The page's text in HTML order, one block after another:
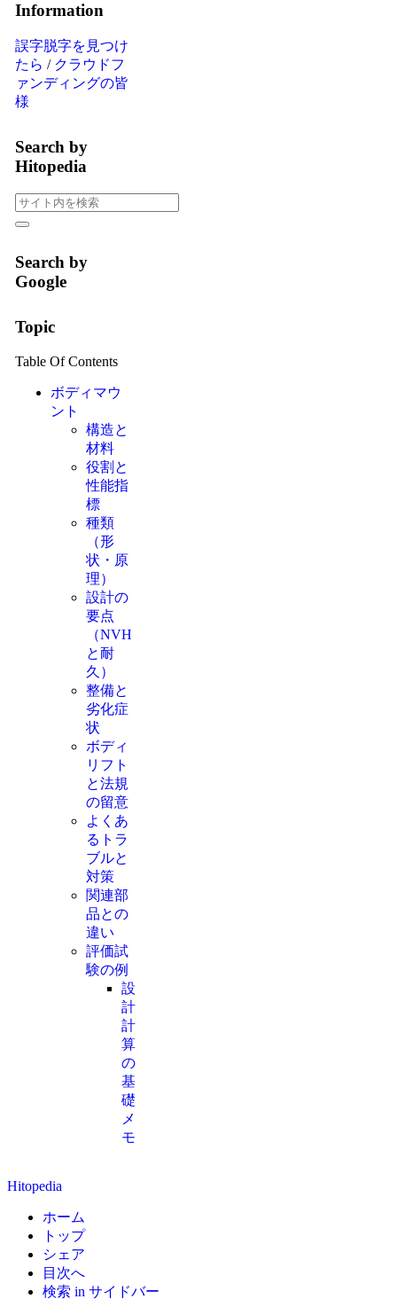
Information
誤字脱字を見つけ
たら / クラウドフ
ァンディングの皆
様
Search by
Hitopedia
Search by
Google
Topic
Table Of Contents
ボディマウ
ント
構造と
材料
役割と
性能指
標
種類
（形
状・原
理）
設計の
要点
（NVH
と耐
久）
整備と
劣化症
状
ボディ
リフト
と法規
の留意
よくあ
るトラ
ブルと
対策
関連部
品との
違い
評価試
験の例
設
計
計
算
の
基
礎
メ
モ
Hitopedia
ホーム
トップ
シェア
目次へ
検索 in サイドバー